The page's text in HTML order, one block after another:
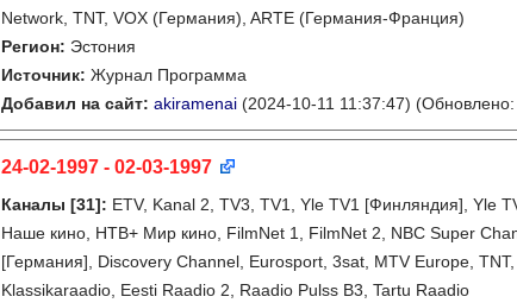
Network, TNT, VOX (Германия), ARTE (Германия-Франция)
Регион: Эстония
Источник: Журнал Программа
Добавил на сайт: akiramenai (2024-10-11 11:37:47)
24-02-1997 - 02-03-1997
Каналы [31]: ETV, Kanal 2, TV3, TV1, Yle TV1 [Финляндия],
Наше кино, НТВ+ Мир кино, FilmNet 1, FilmNet 2, NBC Super
[Германия], Discovery Channel, Eurosport, 3sat, MTV Europe,
Klassikaraadio, Eesti Raadio 2, Raadio Pulss B3, Tartu Raadio